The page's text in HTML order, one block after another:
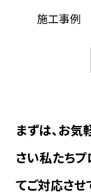
施工事例
まずは、お
さい私たちプ
てご対応させ